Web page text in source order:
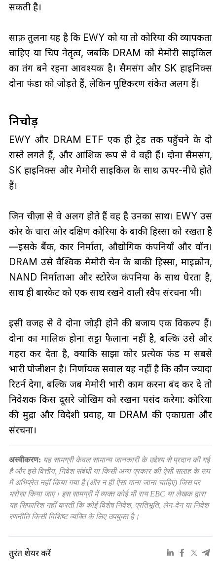
सकती है।
साफ़ तुलना यह है कि EWY को या तो कोरिया की व्यापकता
चाहिए या चिप नेतृत्व, जबकि DRAM को मेमोरी साइकिल
का तंग बने रहना आवश्यक है। सैमसंग और SK हाइनिक्स
दोनों फंडों को जोड़ते हैं, लेकिन पुष्टिकरण संकेत अलग हैं।
निचोड़
EWY और DRAM ETF एक ही ट्रेड तक पहुँचने के दो
रास्ते लगते हैं, और आंशिक रूप से वे वही हैं। दोनों सैमसंग,
SK हाइनिक्स और मेमोरी साइकिल के साथ ऊपर-नीचे होते
हैं।
जिन चीज़ों से वे अलग होते हैं वह है उनका साथ। EWY उस
कोर के चारों ओर दक्षिण कोरिया के बाकी हिस्सों को रखता है
—इसके बैंक, कार निर्माता, औद्योगिक कंपनियाँ और वॉन।
DRAM उसे वैश्विक मेमोरी चेन के बाकी हिस्सों, माइक्रोन,
NAND निर्माताओं और स्टोरेज कंपनियों के साथ घेरता है,
साथ ही बास्केट को एक साथ रखने वाली स्वैप संरचना भी।
इसी वजह से वे दोनों जोड़ी होने की बजाय एक विकल्प हैं।
दोनों का मालिक होना सट्टा फैलाना नहीं है, बल्कि उसे और
गहरा कर देता है, क्योंकि साझा कोर प्रत्येक फंड में सबसे
भारी पोजीशन है। निर्णायक सवाल यह नहीं है कि कौन ज्यादा
रिटर्न देगा, बल्कि जब मेमोरी भारी काम करना बंद कर दे तो
निवेशक किस दूसरे जोखिम को रखना पसंद करेगा: कोरिया
की मुद्रा और विदेशी प्रवाह, या DRAM की एकाग्रता और
संरचना।
अस्वीकरण: यह सामग्री केवल सामान्य जानकारी के उद्देश्य से प्रदान की गई
है और इसे वित्तीय, निवेश संबंधी या किसी अन्य प्रकार की ऐसी सलाह के रूप
में अभिप्रेत नहीं किया गया है (और न ही ऐसा माना जाना चाहिए) जिस पर
भरोसा किया जाए। इस सामग्री में व्यक्त कोई भी राय EBC या लेखक द्वारा
यह सिफारिश नहीं करती कि कोई विशेष निवेश, प्रतिभूति, लेन-देन या निवेश
रणनीति किसी विशिष्ट व्यक्ति के लिए उपयुक्त है।
तुरंत शेयर करें